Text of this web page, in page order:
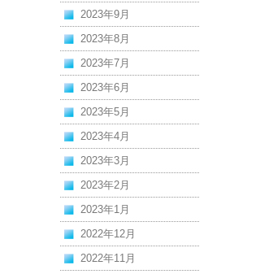
2023年9月
2023年8月
2023年7月
2023年6月
2023年5月
2023年4月
2023年3月
2023年2月
2023年1月
2022年12月
2022年11月